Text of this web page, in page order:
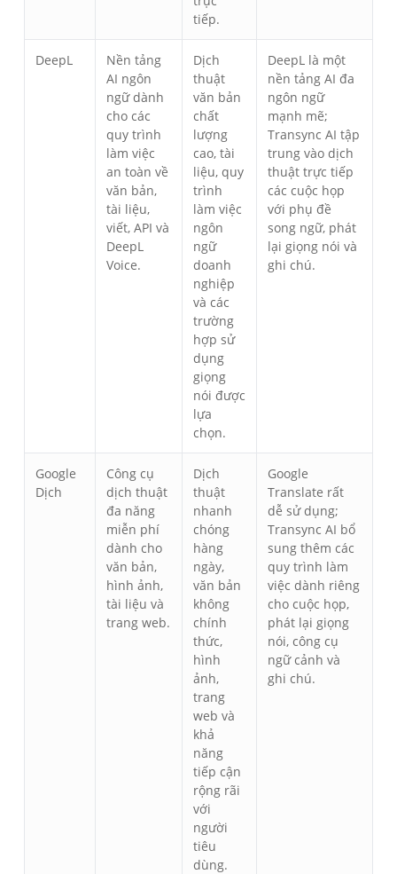
tiếp.
DeepL
Nền tảng
AI ngôn
ngữ dành
cho các
quy trình
làm việc
an toàn về
văn bản,
tài liệu,
viết, API và
DeepL
Voice.
Dịch
thuật
văn bản
chất
lượng
cao, tài
liệu, quy
trình
làm việc
ngôn
ngữ
doanh
nghiệp
và các
trường
hợp sử
dụng
giọng
nói được
lựa
chọn.
DeepL là một
nền tảng AI đa
ngôn ngữ
mạnh mẽ;
Transync AI tập
trung vào dịch
thuật trực tiếp
các cuộc họp
với phụ đề
song ngữ, phát
lại giọng nói và
ghi chú.
Google
Dịch
Công cụ
dịch thuật
đa năng
miễn phí
dành cho
văn bản,
hình ảnh,
tài liệu và
trang web.
Dịch
thuật
nhanh
chóng
hàng
ngày,
văn bản
không
chính
thức,
hình
ảnh,
trang
web và
khả
năng
tiếp cận
rộng rãi
với
người
tiêu
dùng.
Google
Translate rất
dễ sử dụng;
Transync AI bổ
sung thêm các
quy trình làm
việc dành riêng
cho cuộc họp,
phát lại giọng
nói, công cụ
ngữ cảnh và
ghi chú.